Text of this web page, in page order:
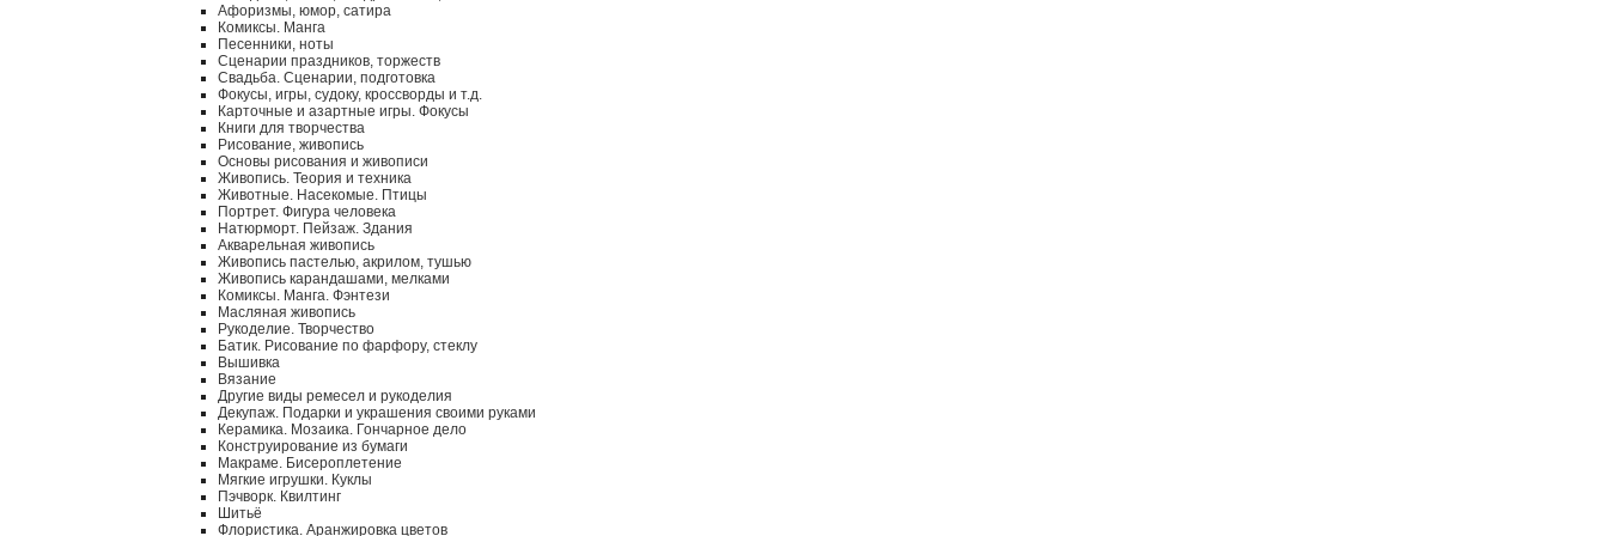
Афоризмы, юмор, сатира
Комиксы. Манга
Песенники, ноты
Сценарии праздников, торжеств
Свадьба. Сценарии, подготовка
Фокусы, игры, судоку, кроссворды и т.д.
Карточные и азартные игры. Фокусы
Книги для творчества
Рисование, живопись
Основы рисования и живописи
Живопись. Теория и техника
Животные. Насекомые. Птицы
Портрет. Фигура человека
Натюрморт. Пейзаж. Здания
Акварельная живопись
Живопись пастелью, акрилом, тушью
Живопись карандашами, мелками
Комиксы. Манга. Фэнтези
Масляная живопись
Рукоделие. Творчество
Батик. Рисование по фарфору, стеклу
Вышивка
Вязание
Другие виды ремесел и рукоделия
Декупаж. Подарки и украшения своими руками
Керамика. Мозаика. Гончарное дело
Конструирование из бумаги
Макраме. Бисероплетение
Мягкие игрушки. Куклы
Пэчворк. Квилтинг
Шитьё
Флористика. Аранжировка цветов